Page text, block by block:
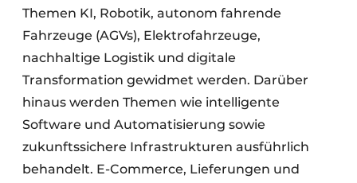
Themen KI, Robotik, autonom fahrende
Fahrzeuge (AGVs), Elektrofahrzeuge,
nachhaltige Logistik und digitale
Transformation gewidmet werden. Darüber
hinaus werden Themen wie intelligente
Software und Automatisierung sowie
zukunftssichere Infrastrukturen ausführlich
behandelt. E-Commerce, Lieferungen und